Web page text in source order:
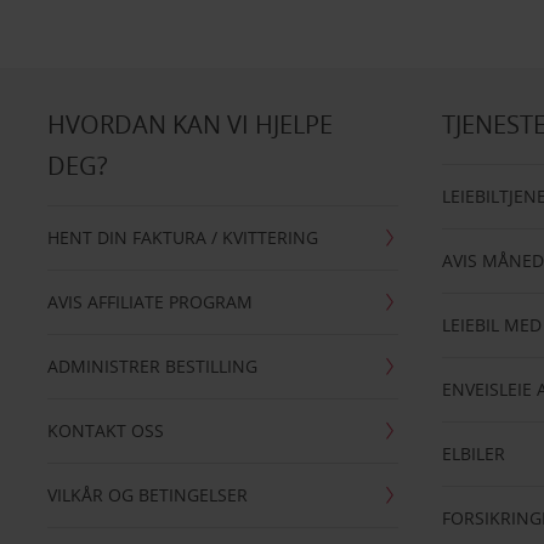
HVORDAN KAN VI HJELPE
DEG?
HENT DIN FAKTURA / KVITTERING
AVIS AFFILIATE PROGRAM
ADMINISTRER BESTILLING
KONTAKT OSS
VILKÅR OG BETINGELSER
AVIS
LEIEBIL
ENVEISLEIE
ELBILER